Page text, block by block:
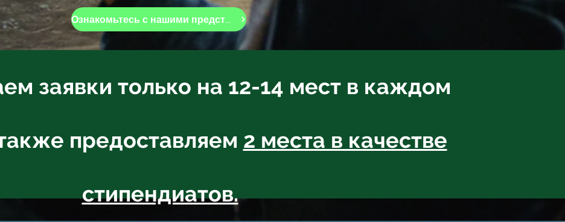
Ознакомьтесь с нашими предстоящими курсами.
заявки только на 12-14 мест в каждом
предоставляем 2 места в качестве
стипендиатов.